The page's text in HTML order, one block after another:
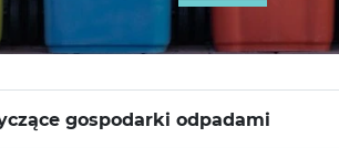
gospodarki odpadami